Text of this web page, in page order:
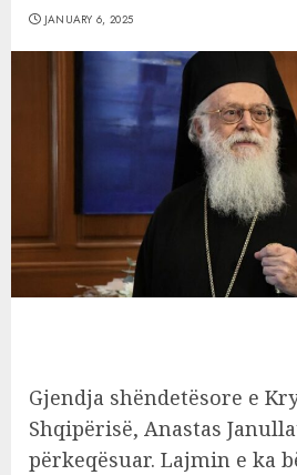
JANUARY 6, 2025
Gjendja shëndetësore e
Shqipërisë, Anastas
përkeqësuar. Lajmin e ka